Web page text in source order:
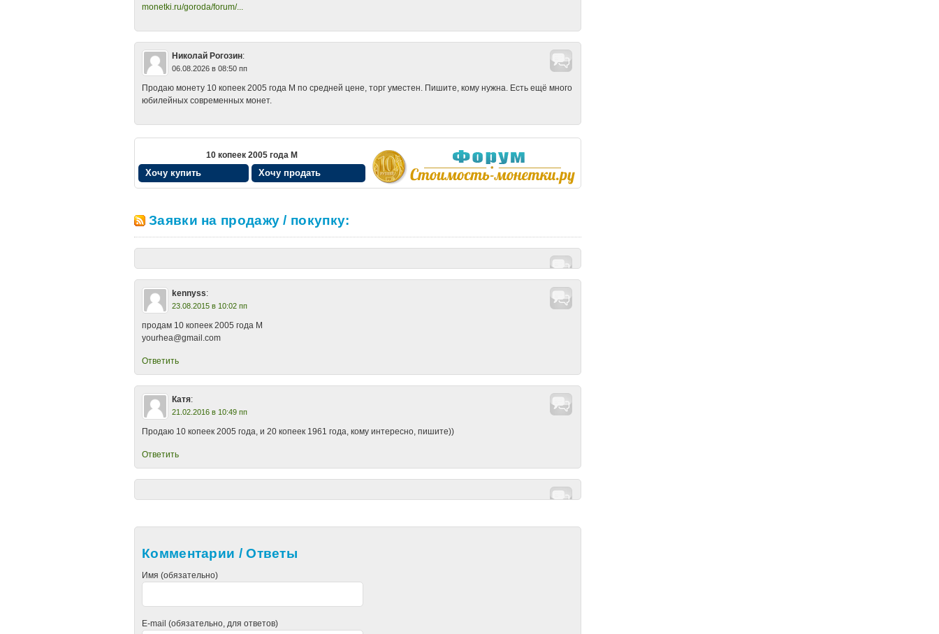
monetki.ru/goroda/forum/...
Николай Рогозин:
06.08.2026 в 08:50 пп
Продаю монету 10 копеек 2005 года М по средней цене, торг уместен. Пишите, кому нужна. Есть ещё много
юбилейных современных монет.
10 копеек 2005 года М
Хочу купить Хочу продать
Заявки на продажу / покупку:
kennyss:
23.08.2015 в 10:02 пп
продам 10 копеек 2005 года М
yourhea@gmail.com
Ответить
Катя:
21.02.2016 в 10:49 пп
Продаю 10 копеек 2005 года, и 20 копеек 1961 года, кому интересно, пишите))
Ответить
Комментарии / Ответы
Имя (обязательно)
E-mail (обязательно, для ответов)